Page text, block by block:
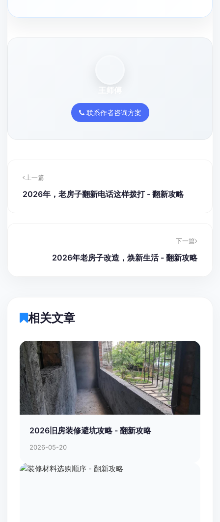
王师傅
联系作者咨询方案
上一篇
2026年，老房子翻新电话这样拨打 - 翻新攻略
下一篇
2026年老房子改造，焕新生活 - 翻新攻略
相关文章
2026旧房装修避坑攻略 - 翻新攻略
2026-05-20